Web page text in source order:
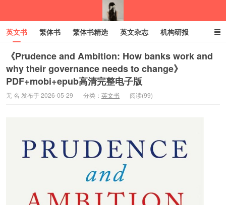
我的生活分享
英文书 繁体书 繁体书精选 英文杂志 机构研报
小语种 绝版书 彩虹亲子电子书 电子书 创业项目
《Prudence and Ambition: How banks work and
why their governance needs to change》
PDF+mobi+epub高清完整电子版
无 名 发布于 2026-05-29 分类： 英文书 阅读(99)